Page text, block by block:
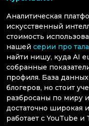
Аналитическая
искусственный
стоимость
нашей серии про
найти нишу, куда AI
собранные
профиля. База
блогеров, но стоит
разбросаны по миру
достаточно широкая
работает с YouTube и